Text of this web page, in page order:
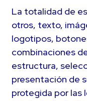
La totalidad de
otros, texto,
logotipos,
combinaciones
estructura,
presentación de
protegida por las